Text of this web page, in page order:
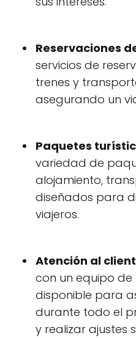
Reservaciones
servicios de
trenes y
asegurando un
Paquetes
variedad de
alojamiento,
diseñados para
viajeros.
Atención al
con un equipo de
disponible para
durante todo el
y realizar ajustes